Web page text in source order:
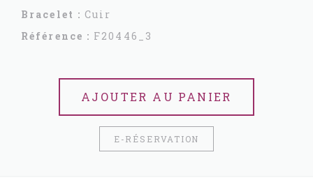
Bracelet : Cuir
Référence : F20446_3
AJOUTER AU PANIER
E-RÉSERVATION